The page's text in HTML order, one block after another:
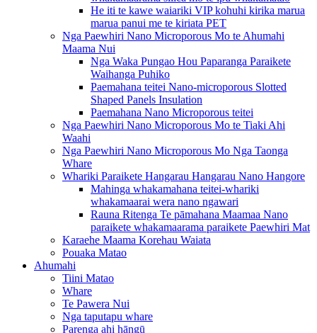
He iti te kawe waiariki VIP kohuhi kirika marua
marua panui me te kiriata PET
Nga Paewhiri Nano Microporous Mo te Ahumahi
Maama Nui
Nga Waka Pungao Hou Paparanga Paraikete
Waihanga Puhiko
Paemahana teitei Nano-microporous Slotted
Shaped Panels Insulation
Paemahana Nano Microporous teitei
Nga Paewhiri Nano Microporous Mo te Tiaki Ahi
Waahi
Nga Paewhiri Nano Microporous Mo Nga Taonga
Whare
Whariki Paraikete Hangarau Hangarau Nano Hangore
Mahinga whakamahana teitei-whariki
whakamaarai wera nano ngawari
Rauna Ritenga Te pāmahana Maamaa Nano
paraikete whakamaarama paraikete Paewhiri Mat
Karaehe Maama Korehau Waiata
Pouaka Matao
Ahumahi
Tiini Matao
Whare
Te Pawera Nui
Nga taputapu whare
Parenga ahi hāngū